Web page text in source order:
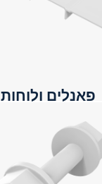
פאנלים ולוחות